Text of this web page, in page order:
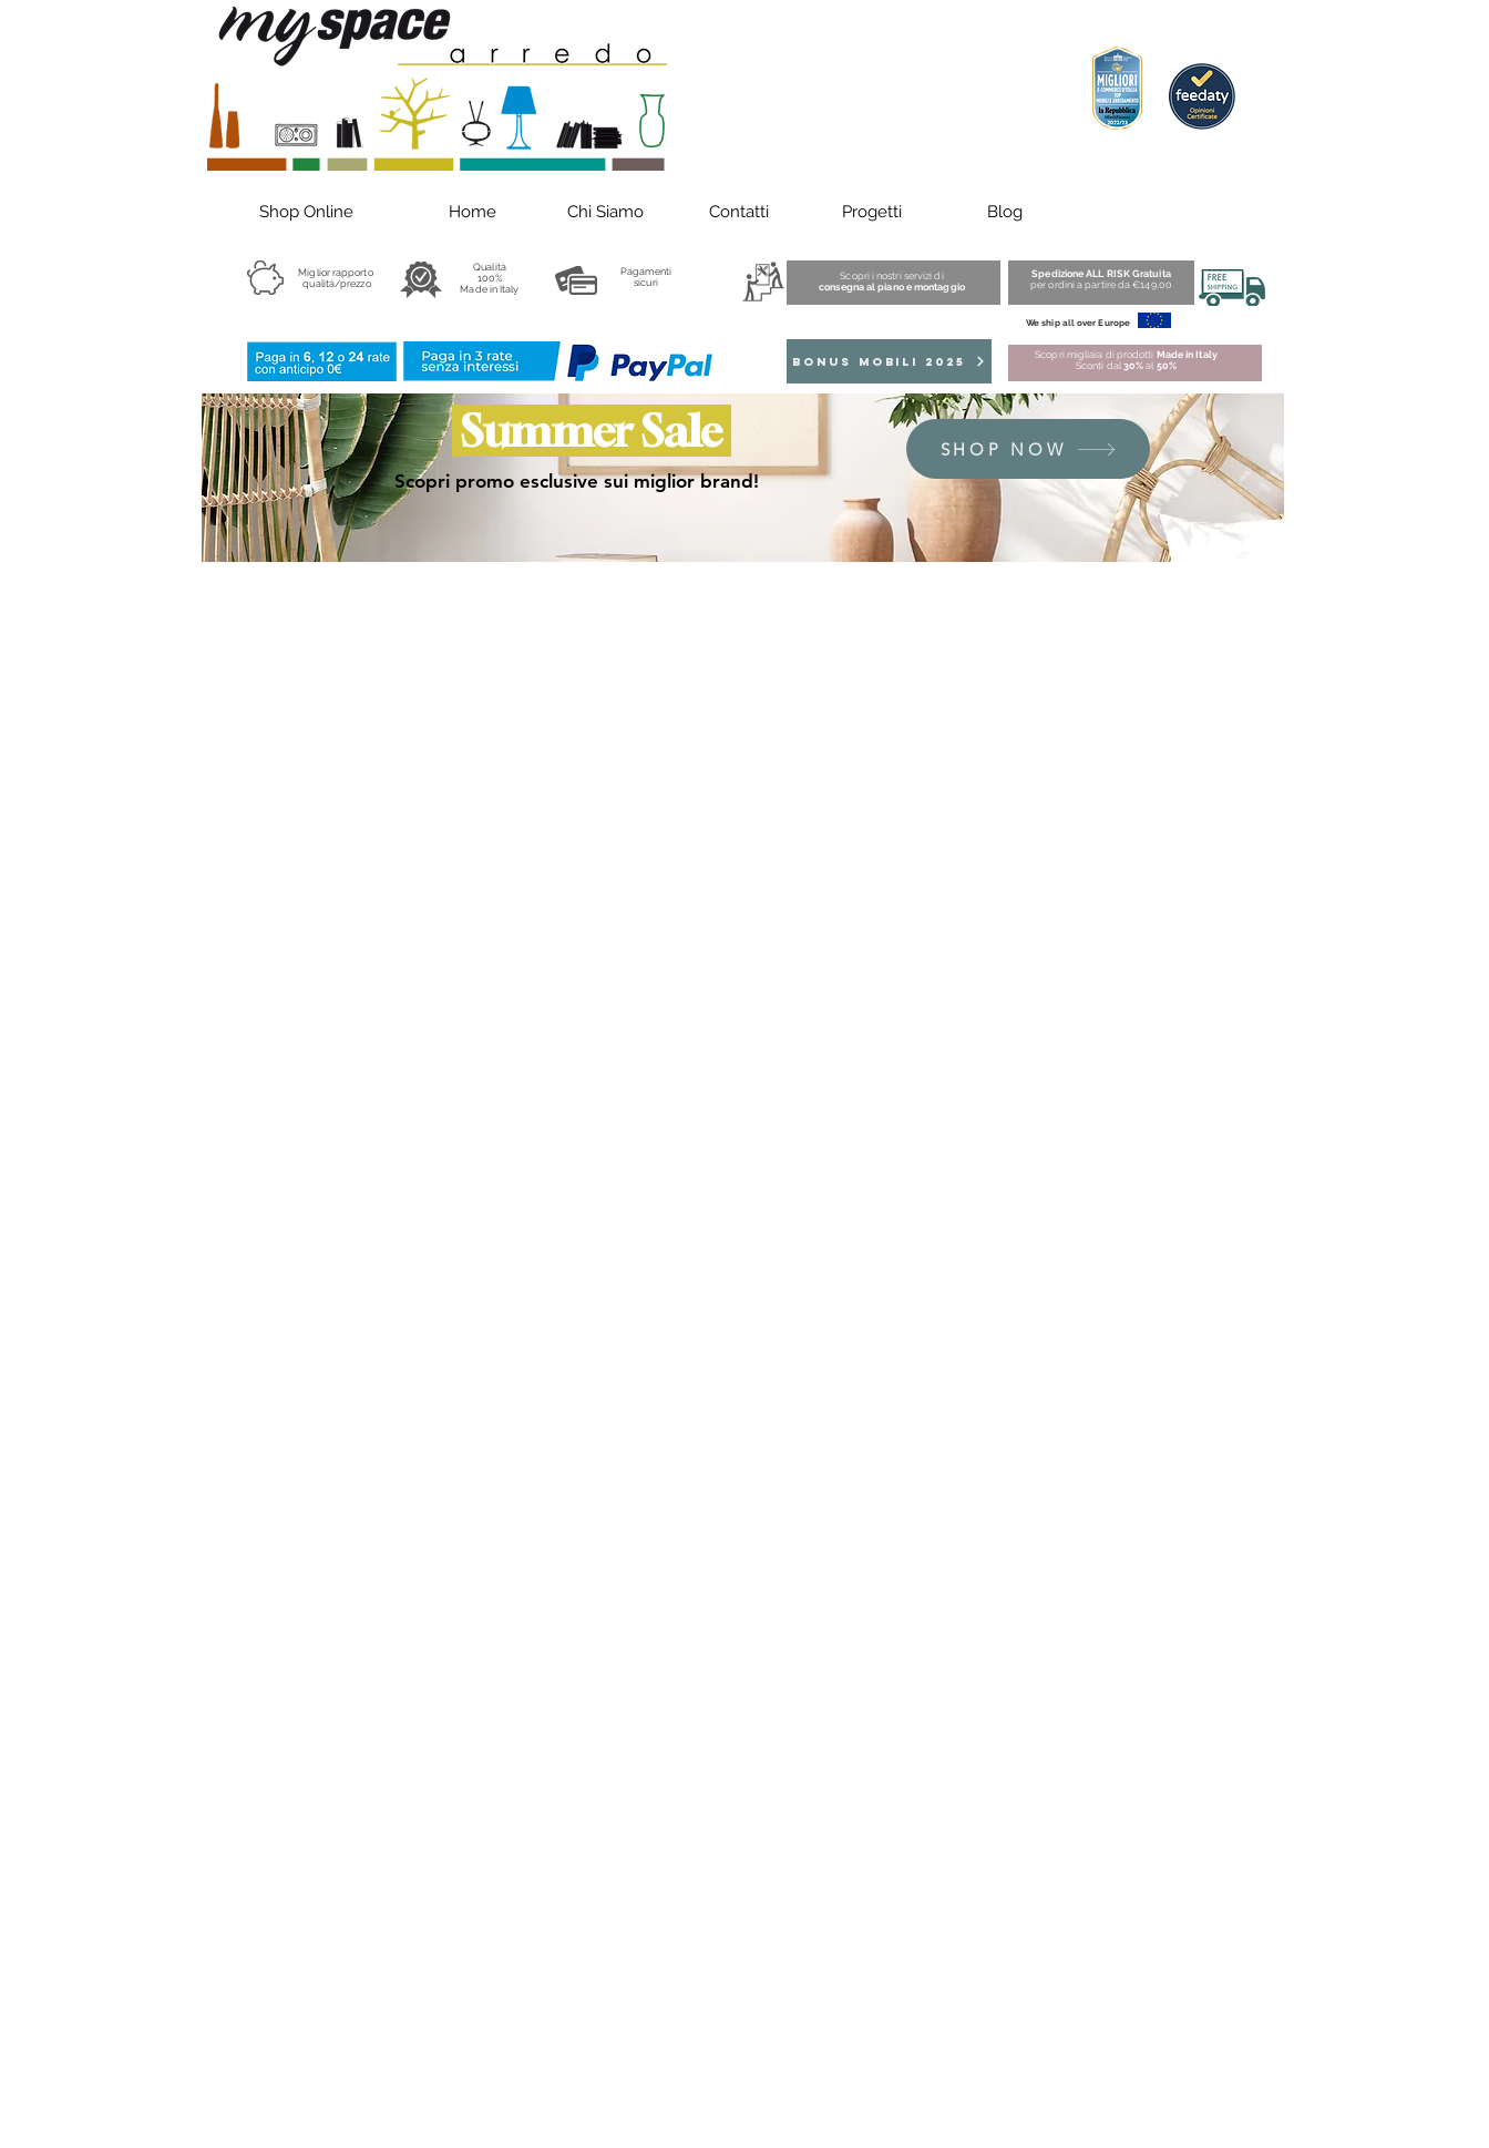
Shop Online Home Chi Siamo Contatti Progetti Blog
Miglior rapporto
qualità/prezzo
Qualità
100%
Made in Italy
Pagamenti
sicuri
Scopri i nostri servizi di
consegna al piano e montaggio
Spedizione ALL RISK Gratuita
per ordini a partire da €149,00
We ship all over Europe
BONUS MOBILI 2025 Scopri migliaia di prodotti Made in Italy
Sconti dal30% al 50%
Summer Sale
Scopri promo esclusive sui miglior brand!
SHOP NOW